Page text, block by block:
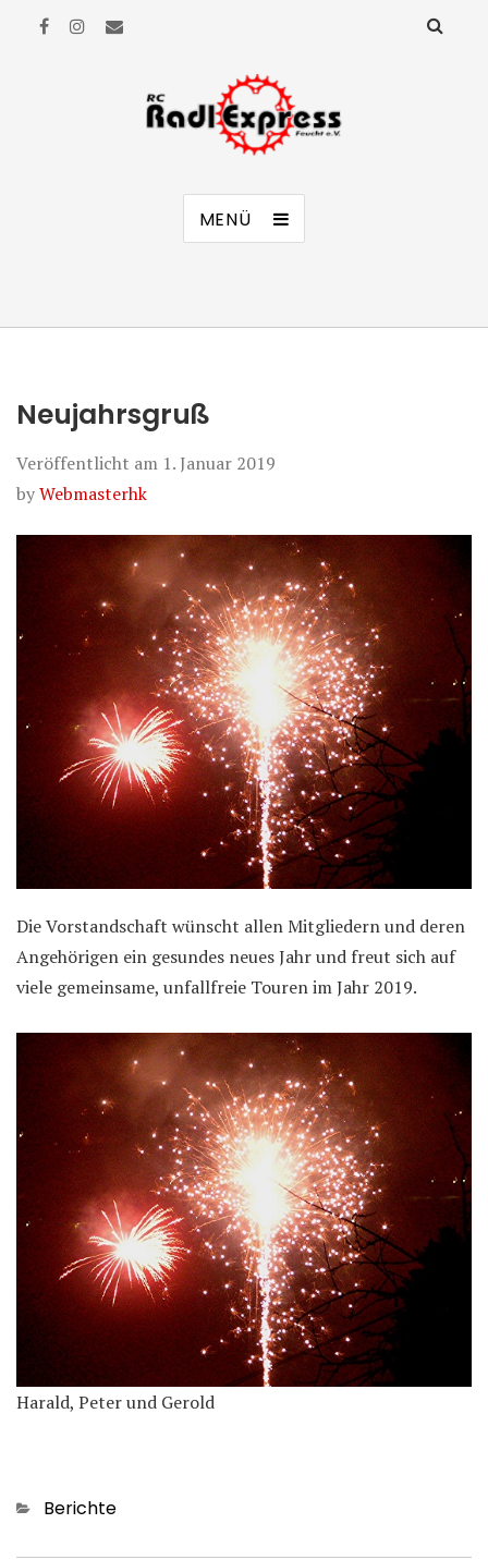
RC Radl Express Feucht e.V.
MENÜ
Neujahrsgruß
Veröffentlicht am 1. Januar 2019
byWebmasterhk
Die Vorstandschaft wünscht allen Mitgliedern und deren
Angehörigen ein gesundes neues Jahr und freut sich auf
viele gemeinsame, unfallfreie Touren im Jahr 2019.
Harald, Peter und Gerold
Kategorien
Berichte